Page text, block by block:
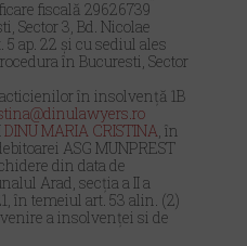
fiscală 29626739
Sector 3, Bd. Nicolae
5 ap. 22 şi cu sediul ales
în Bucuresti, Sector
în insolvență 1B
DINU MARIA CRISTINA, în
ASG MUNPREST
din data de
Arad, secţia a II a
în temeiul art. 53 alin. (2)
a insolvenţei si de